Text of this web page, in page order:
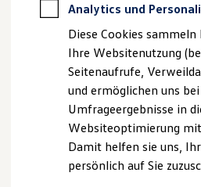
Autokredit mit
Versicherungen und
Kfz-Versicherung
Garantien
Wartungsverträge
Geschäftskunden
Professional Class
Großkunden
Behörden
Direktkunden
Sonderfahrzeuge
, 1 von 3 , 2 von 3 , 3
Analytics und
Diese Cookies
Ihre Websitenutzung
Seitenaufrufe,
und ermöglichen uns
Umfrageergebnisse in
Websiteoptimierung
Damit helfen sie uns,
persönlich auf Sie